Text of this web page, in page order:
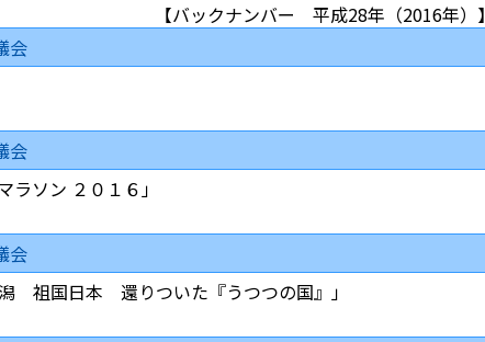
【バックナンバー 平成28年（2016年）】
会
会
ラソン ２０１６」
会
祖国日本 還りついた『うつつの国』」